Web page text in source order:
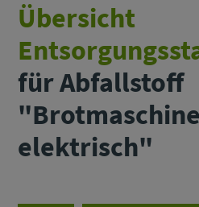
Übersicht
für Abfallstoff
elektrisch"